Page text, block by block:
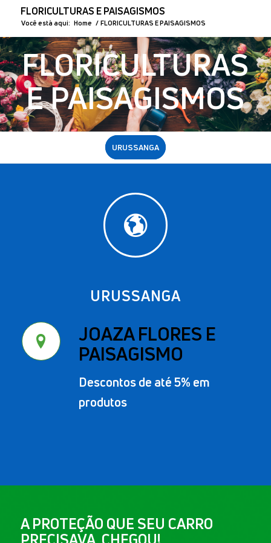
FLORICULTURAS E PAISAGISMOS
Você está aqui: Home / FLORICULTURAS E PAISAGISMOS
FLORICULTURAS
E PAISAGISMOS
URUSSANGA
URUSSANGA
JOAZA FLORES E
PAISAGISMO
Descontos de até 5% em
produtos
A PROTEÇÃO QUE SEU CARRO